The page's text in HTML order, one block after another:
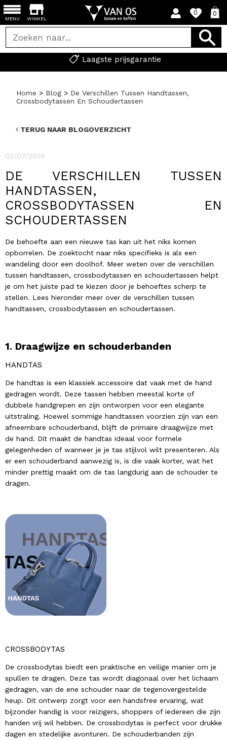
WINKEL
0 0
Laagste prijsgarantie
MENU
Home > Blog > De Verschillen Tussen Handtassen,
Crossbodytassen En Schoudertassen
TERUG NAAR BLOGOVERZICHT
02/07/2025
DE VERSCHILLEN TUSSEN
HANDTASSEN,
CROSSBODYTASSEN EN
SCHOUDERTASSEN
De behoefte aan een nieuwe tas kan uit het niks komen
opborrelen. De zoektocht naar niks specifieks is als een
wandeling door een doolhof. Meer weten over de verschillen
tussen handtassen, crossbodytassen en schoudertassen helpt
je om het juiste pad te kiezen door je behoeftes scherp te
stellen. Lees hieronder meer over de verschillen tussen
handtassen, crossbodytassen en schoudertassen.
1. Draagwijze en schouderbanden
HANDTAS
De handtas is een klassiek accessoire dat vaak met de hand
gedragen wordt. Deze tassen hebben meestal korte of
dubbele handgrepen en zijn ontworpen voor een elegante
uitstraling. Hoewel sommige handtassen voorzien zijn van een
afneembare schouderband, blijft de primaire draagwijze met
de hand. Dit maakt de handtas ideaal voor formele
gelegenheden of wanneer je je tas stijlvol wilt presenteren. Als
er een schouderband aanwezig is, is die vaak korter, wat het
minder prettig maakt om de tas langdurig aan de schouder te
dragen.
CROSSBODYTAS
De crossbodytas biedt een praktische en veilige manier om je
spullen te dragen. Deze tas wordt diagonaal over het lichaam
gedragen, van de ene schouder naar de tegenovergestelde
heup. Dit ontwerp zorgt voor een handsfree ervaring, wat
bijzonder handig is voor reizigers, shoppers of iedereen die zijn
handen vrij wil hebben. De crossbodytas is perfect voor drukke
dagen en stedelijke avonturen. De schouderbanden zijn